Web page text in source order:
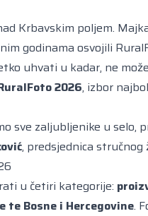
Krbavskim poljem.
godinama osvojili
uhvati u kadar, ne
2026, izbor
sve zaljubljenike u
, predsjednica
u četiri kategorije:
te Bosne i Hercegovine.